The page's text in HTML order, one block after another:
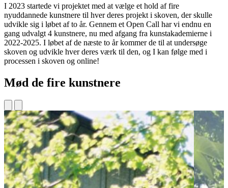
I 2023 startede vi projektet med at vælge et hold af fire
nyuddannede kunstnere til hver deres projekt i skoven, der skulle
udvikle sig i løbet af to år. Gennem et Open Call har vi endnu en
gang udvalgt 4 kunstnere, nu med afgang fra kunstakademierne i
2022-2025. I løbet af de næste to år kommer de til at undersøge
skoven og udvikle hver deres værk til den, og I kan følge med i
processen i skoven og online!
Mød de fire kunstnere